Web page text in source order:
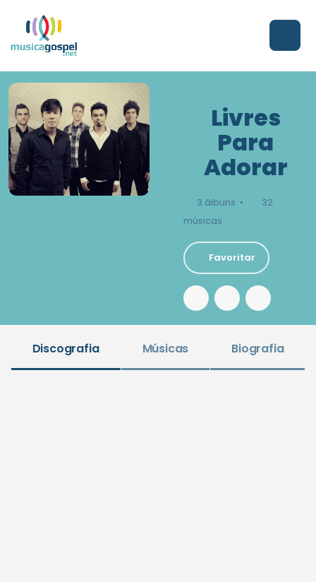
Livres
Para
Adorar
3 álbuns •
32
músicas
Favoritar
Discografia Músicas Biografia